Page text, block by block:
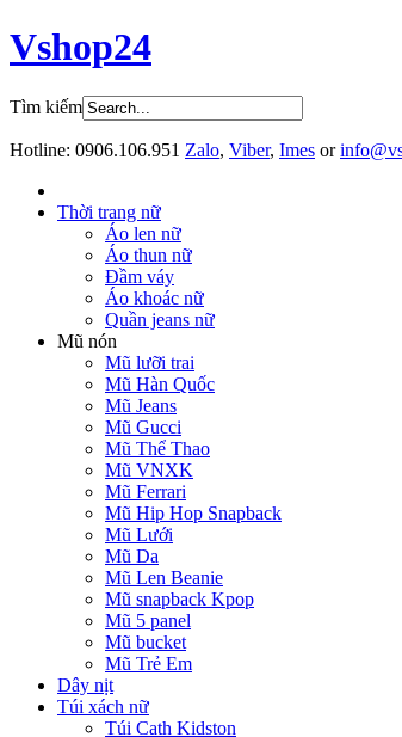
Vshop24
Tìm kiếm
Hotline: 0906.106.951 Zalo, Viber, Imes or
Thời trang nữ
Áo len nữ
Áo thun nữ
Đầm váy
Áo khoác nữ
Quần jeans nữ
Mũ nón
Mũ lưỡi trai
Mũ Hàn Quốc
Mũ Jeans
Mũ Gucci
Mũ Thể Thao
Mũ VNXK
Mũ Ferrari
Mũ Hip Hop Snapback
Mũ Lưới
Mũ Da
Mũ Len Beanie
Mũ snapback Kpop
Mũ 5 panel
Mũ bucket
Mũ Trẻ Em
Dây nịt
Túi xách nữ
Túi Cath Kidston